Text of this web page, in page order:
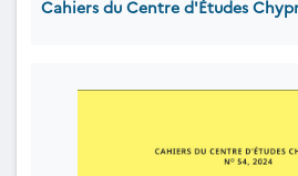
Cahiers du Centre d'Études